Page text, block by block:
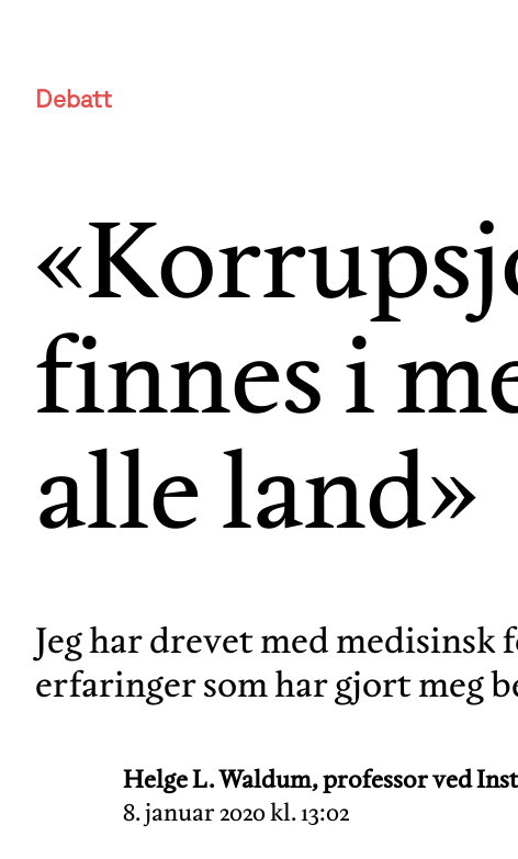
Debatt
finnes i
alle land»
Jeg har drevet med medisinsk
erfaringer som har gjort meg
Helge L. Waldum, professor ved
8. januar 2020 kl. 13:02